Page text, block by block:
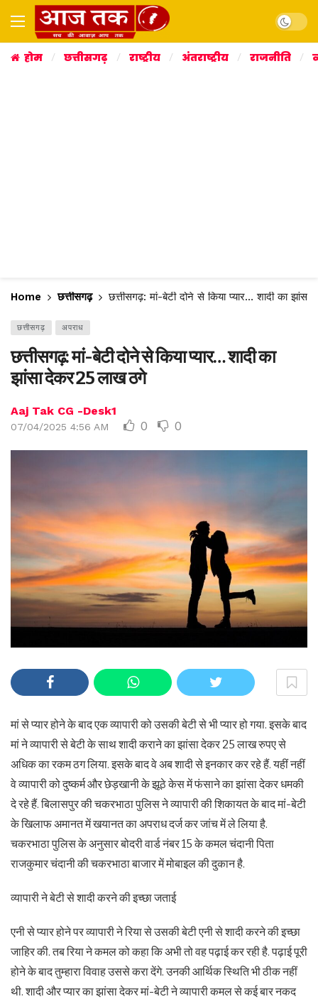
Dark
होम छत्तीसगढ़ राष्ट्रीय अंतराष्ट्रीय राजनीति
Home छत्तीसगढ़ छत्तीसगढ़: मां-बेटी दोने से किया प्यार… शादी का
छत्तीसगढ़ अपराध
छत्तीसगढ़: मां-बेटी दोने से किया प्यार… शादी का
झांसा देकर 25 लाख ठगे
Aaj Tak CG -Desk1
07/04/2025 4:56 AM 0 0
मां से प्यार होने के बाद एक व्यापारी को उसकी बेटी से भी प्यार हो गया. इसके बाद
मां ने व्यापारी से बेटी के साथ शादी कराने का झांसा देकर 25 लाख रुपए से
अधिक का रकम ठग लिया. इसके बाद वे अब शादी से इनकार कर रहे हैं. यहीं नहीं
वे व्यापारी को दुष्कर्म और छेड़खानी के झूठे केस में फंसाने का झांसा देकर धमकी
दे रहे हैं. बिलासपुर की चकरभाठा पुलिस ने व्यापारी की शिकायत के बाद मां-बेटी
के खिलाफ अमानत में खयानत का अपराध दर्ज कर जांच में ले लिया है.
चकरभाठा पुलिस के अनुसार बोदरी वार्ड नंबर 15 के कमल चंदानी पिता
राजकुमार चंदानी की चकरभाठा बाजार में मोबाइल की दुकान है.
व्यापारी ने बेटी से शादी करने की इच्छा जताई
एनी से प्यार होने पर व्यापारी ने रिया से उसकी बेटी एनी से शादी करने की इच्छा
जाहिर की. तब रिया ने कमल को कहा कि अभी तो वह पढ़ाई कर रही है. पढ़ाई पूरी
होने के बाद तुम्हारा विवाह उससे करा देंगे. उनकी आर्थिक स्थिति भी ठीक नहीं
थी. शादी और प्यार का झांसा देकर मां-बेटी ने व्यापारी कमल से कई बार नकद